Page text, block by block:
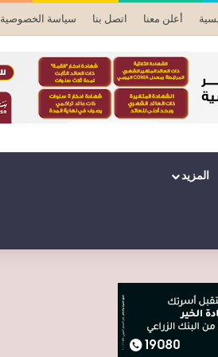
أعلن معنا اتصل بنا سياسة الخصوصية
المزيد